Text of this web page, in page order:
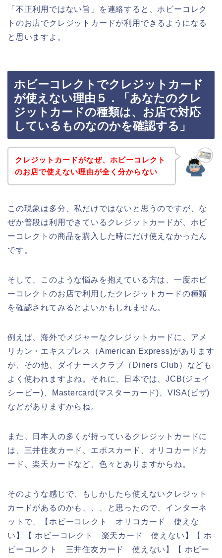
「不正利用ではない旨」を連絡すると、ホビーコレク
トのお店でクレジットカードが利用できるようになる
と思いますよ。
ホビーコレクトでクレジットカード
が使えない理由５．「あなたのクレ
ジットカードの種類は、お店で対応
しているものなのかを確認する」
クレジットカードがなぜ、ホビーコレクト
のお店で使えない理由が全く分からない
この現象は多分、私だけではないと思うのですが、な
ぜか普段は利用できているクレジットカードが、ホビ
ーコレクトの商品を購入した時にだけ使えなかったん
です。
そして、このような悩みを抱えている方は、一度ホビ
ーコレクトのお店で利用したクレジットカードの種類
を確認されてみるとよいかもしれません。
例えば、海外でメジャーなクレジットカードに、アメ
リカン・エキスプレス（American Express)があります
が、その他、ダイナースクラブ（Diners Club）なども
よく使われますよね。それに、日本では、JCB(ジェイ
シービー)、Mastercard(マスターカード)、VISA(ビザ)
などがありますからね。
また、日本人の多くが持っているクレジットカードに
は、三井住友カード、エポスカード、オリコカードカ
ード、楽天カードなど、色々とありますからね。
そのような感じで、もしかしたら使えないクレジット
カードがあるのかも、、、と思ったので、インターネ
ットで、【ホビーコレクト オリコカード 使えな
い】【 ホビーコレクト 楽天カード 使えない】【 ホ
ビーコレクト 三井住友カード 使えない】【 ホビー